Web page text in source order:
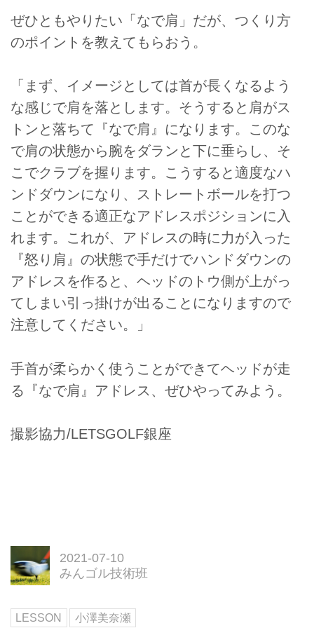
ぜひともやりたい「なで肩」だが、つくり方
のポイントを教えてもらおう。
「まず、イメージとしては首が長くなるよう
な感じで肩を落とします。そうすると肩がス
トンと落ちて『なで肩』になります。このな
で肩の状態から腕をダランと下に垂らし、そ
こでクラブを握ります。こうすると適度なハ
ンドダウンになり、ストレートボールを打つ
ことができる適正なアドレスポジションに入
れます。これが、アドレスの時に力が入った
『怒り肩』の状態で手だけでハンドダウンの
アドレスを作ると、ヘッドのトウ側が上がっ
てしまい引っ掛けが出ることになりますので
注意してください。」
手首が柔らかく使うことができてヘッドが走
る『なで肩』アドレス、ぜひやってみよう。
撮影協力/LETSGOLF銀座
2021-07-10
みんゴル技術班
LESSON 小澤美奈瀬